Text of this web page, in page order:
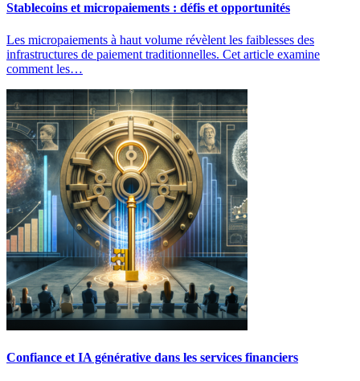
Stablecoins et micropaiements : défis et opportunités
Les micropaiements à haut volume révèlent les faiblesses des
infrastructures de paiement traditionnelles. Cet article examine
comment les…
Confiance et IA générative dans les services financiers